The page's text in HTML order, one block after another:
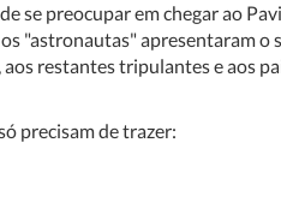
se preocupar em chegar ao
"astronautas" apresentaram o
restantes tripulantes e aos
precisam de trazer: